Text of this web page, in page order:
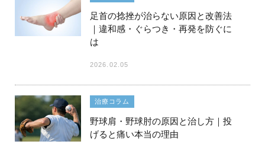
足首の捻挫が治らない原因と改善法
｜違和感・ぐらつき・再発を防ぐに
は
2026.02.05
治療コラム
野球肩・野球肘の原因と治し方｜投
げると痛い本当の理由